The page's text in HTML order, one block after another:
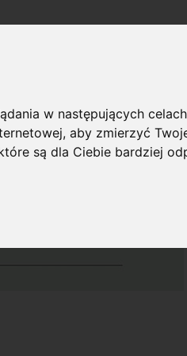
w następujących
,aby zmierzyć
są dla Ciebie bardziej